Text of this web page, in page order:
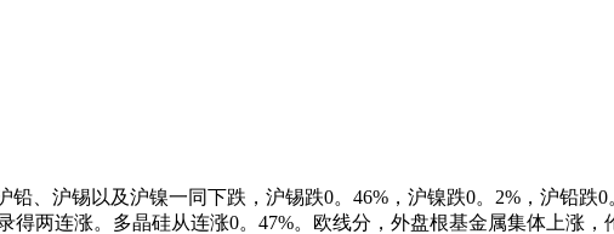
沪锡以及沪镍一同下跌，沪锡跌0。46%，沪镍跌0。2%，沪铅跌0
得两连涨。多晶硅从连涨0。47%。欧线分，外盘根基金属集体上涨